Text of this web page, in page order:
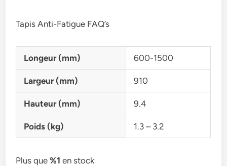
Tapis Anti-Fatigue FAQ’s
Longeur (mm) 600-1500
Largeur (mm) 910
Hauteur (mm) 9.4
Poids (kg) 1.3 – 3.2
Plus que%1 en stock